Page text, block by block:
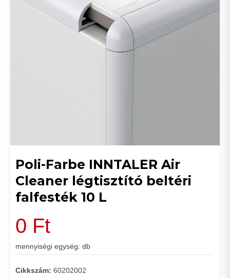
Poli-Farbe INNTALER Air
Cleaner légtisztító beltéri
falfesték 10 L
0 Ft
mennyiségi egység: db
Cikkszám: 60202002